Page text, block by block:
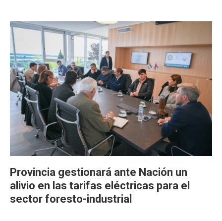
Provincia gestionará ante Nación un
alivio en las tarifas eléctricas para el
sector foresto-industrial